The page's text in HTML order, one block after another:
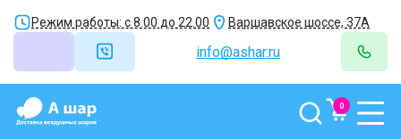
Режим работы: с 8.00 до 22.00 Варшавское шоссе, 37А
info@ashar.ru
0